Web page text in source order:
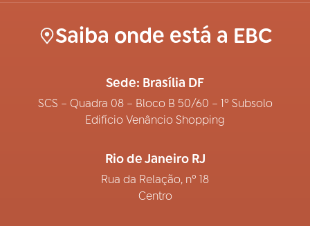
Saiba onde está a EBC
Sede: Brasília DF
SCS – Quadra 08 – Bloco B 50/60 – 1º Subsolo
Edifício Venâncio Shopping
Rio de Janeiro RJ
Rua da Relação, nº 18
Centro